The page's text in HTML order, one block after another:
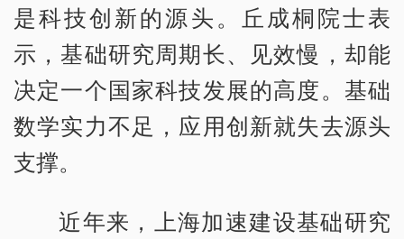
是科技创新的源头。丘成桐院士表
示，基础研究周期长、见效慢，却能
决定一个国家科技发展的高度。基础
数学实力不足，应用创新就失去源头
支撑。
近年来，上海加速建设基础研究